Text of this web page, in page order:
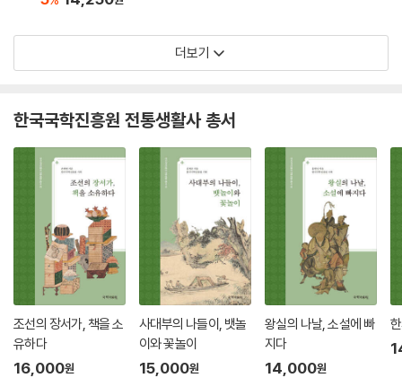
더보기
한국국학진흥원 전통생활사 총서
조선의 장서가, 책을 소
유하다
16,000원
사대부의 나들이, 뱃놀
이와 꽃놀이
15,000원
왕실의 나날, 소설에 빠
지다
14,000원